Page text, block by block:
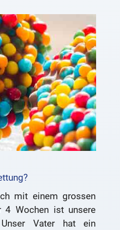
mit einem grossen
4 Wochen ist unsere
Vater hat ein